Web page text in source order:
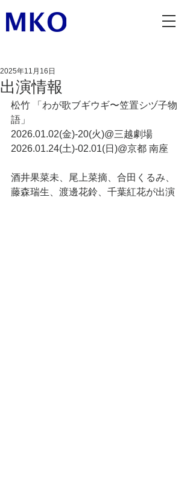
出演情報
2025年11月16日
松竹 「わが歌ブギウギ〜笠置シヅ子物
語」
2026.01.02(金)-20(火)@三越劇場
2026.01.24(土)-02.01(日)@京都 南座
酒井果菜未、尾上菜摘、合田くるみ、
藤森瑞生、渡邊花鈴、千葉紅花が出演